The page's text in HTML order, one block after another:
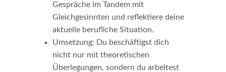
Gespräche im Tandem mit
Gleichgesinnten und reflektiere deine
aktuelle berufliche Situation.
Umsetzung: Du beschäftigst dich
nicht nur mit theoretischen
Überlegungen, sondern du arbeitest